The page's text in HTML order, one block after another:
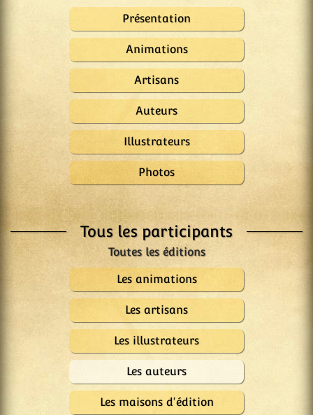
Présentation
Animations
Artisans
Auteurs
Illustrateurs
Photos
Tous les participants
Les animations
Les artisans
Les illustrateurs
Les auteurs
Les maisons d'édition